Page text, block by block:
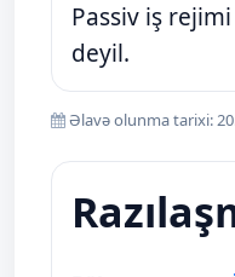
Passiv iş
deyil.
Əlavə olunma tarixi: